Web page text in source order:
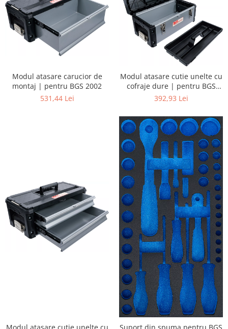
Modul atasare carucior de
montaj | pentru BGS 2002
531,44 Lei
Modul atasare cutie unelte cu
cofraje dure | pentru BGS
2002
392,93 Lei